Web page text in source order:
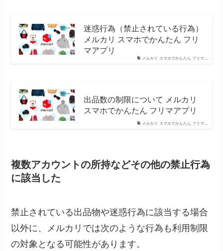
メルカリ スマホでかんたん フリマ…
迷惑行為（禁止されている行為）
メルカリ スマホでかんたん フリ
マアプリ
メルカリ スマホでかんたん フリマ…
出品数の制限について メルカリ
スマホでかんたん フリマアプリ
複数アカウントの所持などその他の禁止行為
に該当した
禁止されている出品物や迷惑行為に該当する場合
以外に、メルカリでは次のような行為も利用制限
の対象となる可能性があります。